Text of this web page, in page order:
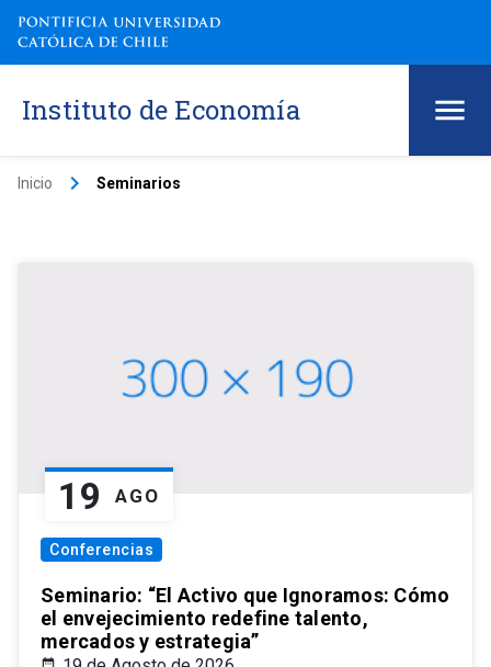
Instituto de Economía
Inicio keyboard_arrow_right Seminarios
19 AGO
Conferencias
Seminario: “El Activo que Ignoramos: Cómo
el envejecimiento redefine talento,
mercados y estrategia”